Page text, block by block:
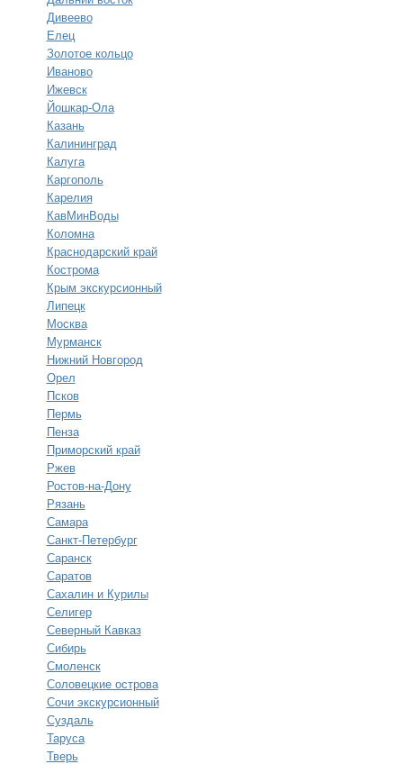
Дивеево
Елец
Золотое кольцо
Иваново
Ижевск
Йошкар-Ола
Казань
Калининград
Калуга
Каргополь
Карелия
КавМинВоды
Коломна
Краснодарский край
Кострома
Крым экскурсионный
Липецк
Москва
Мурманск
Нижний Новгород
Орел
Псков
Пермь
Пенза
Приморский край
Ржев
Ростов-на-Дону
Рязань
Самара
Санкт-Петербург
Саранск
Саратов
Сахалин и Курилы
Селигер
Северный Кавказ
Сибирь
Смоленск
Соловецкие острова
Сочи экскурсионный
Суздаль
Таруса
Тверь